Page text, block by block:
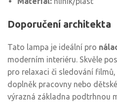
Doporučení architekta
Tato lampa je ideální pro
moderním interiéru. Skvěle
pro relaxaci či sledování
doplněk pracovny nebo
výrazná základna podtrhnou